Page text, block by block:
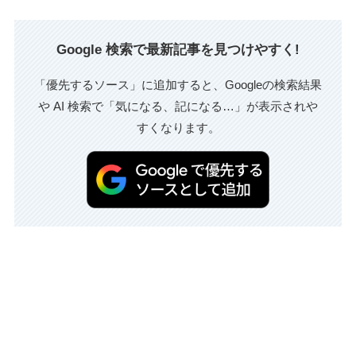
Google 検索で最新記事を見つけやすく!
「優先するソース」に追加すると、Googleの検索結果
や AI 検索で「気になる、記になる…」が表示されや
すくなります。